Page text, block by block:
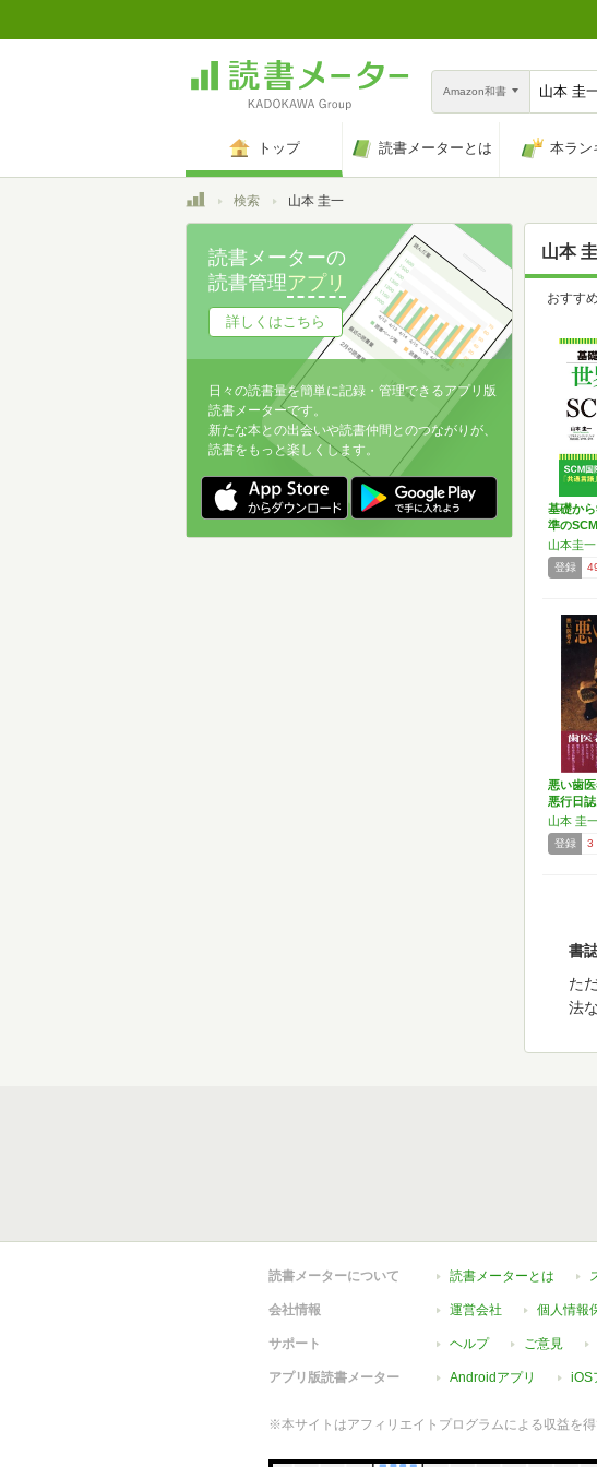
Amazon和書
トップ 読書メーターとは 本ラン
トップ検索 山本 圭一
山本
おすす
基礎か
準の
登録
悪い歯
悪行日
山本 圭
登録 3
書
た
法
読書メーターの
読書管理アプリ
詳しくはこちら
日々の読書量を簡単に記録・管理できるアプリ版
読書メーターです。
新たな本との出会いや読書仲間とのつながりが、
読書をもっと楽しくします。
読書メーターについて 読書メーターとは
会社情報 運営会社 個人情報
サポート ヘルプ ご意見
アプリ版読書メーター Androidアプリ iOS
※本サイトはアフィリエイトプログラムによる収益を